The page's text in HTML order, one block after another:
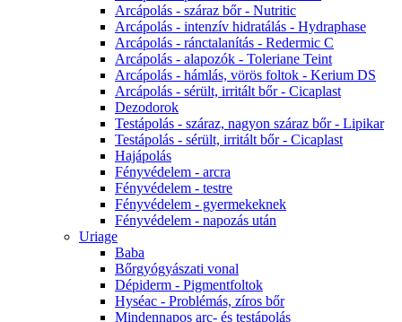
Arcápolás - száraz bőr - Nutritic
Arcápolás - intenzív hidratálás - Hydraphase
Arcápolás - ránctalanítás - Redermic C
Arcápolás - alapozók - Toleriane Teint
Arcápolás - hámlás, vörös foltok - Kerium DS
Arcápolás - sérült, irritált bőr - Cicaplast
Dezodorok
Testápolás - száraz, nagyon száraz bőr - Lipikar
Testápolás - sérült, irritált bőr - Cicaplast
Hajápolás
Fényvédelem - arcra
Fényvédelem - testre
Fényvédelem - gyermekeknek
Fényvédelem - napozás után
Uriage
Baba
Bőrgyógyászati vonal
Dépiderm - Pigmentfoltok
Hyséac - Problémás, zíros bőr
Mindennapos arc- és testápolás